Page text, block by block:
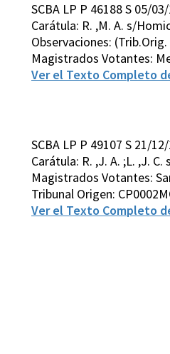
SCBA LP P 46188 S 05/
Carátula: R. ,M. A. s/
Observaciones:
Magistrados Votantes:
Ver el Texto Completo
SCBA LP P 49107 S 21/
Carátula: R. ,J. A. ;L. ,J.
Magistrados Votantes:
Tribunal Origen:
Ver el Texto Completo